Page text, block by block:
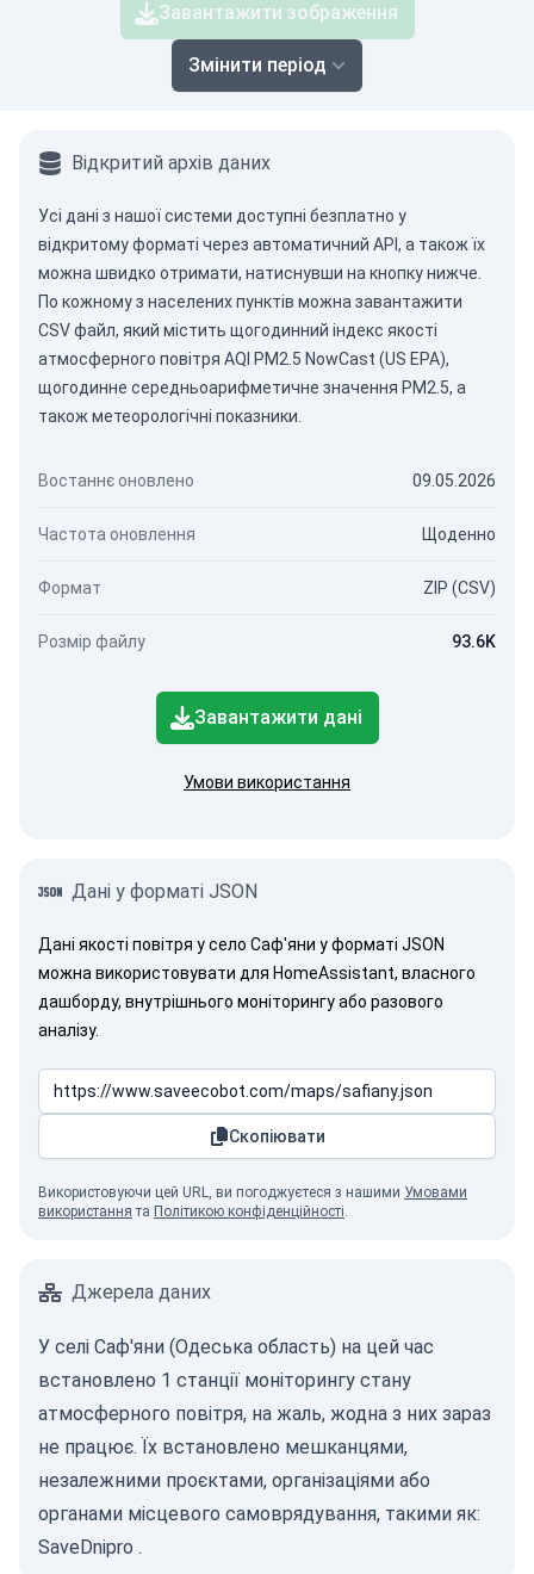
Завантажити зображення
Змінити період
Відкритий архів даних
Усі дані з нашої системи доступні безплатно у
відкритому форматі через автоматичний API , а також їх
можна швидко отримати, натиснувши на кнопку нижче.
По кожному з населених пунктів можна завантажити
CSV файл, який містить щогодинний індекс якості
атмосферного повітря AQI PM2.5 NowCast (US EPA),
щогодинне середньоарифметичне значення PM2.5, а
також метеорологічні показники.
Востаннє оновлено 09.05.2026
Частота оновлення Щоденно
Формат ZIP (CSV)
Розмір файлу 93.6K
Завантажити дані
Умови використання
Дані у форматі JSON
Дані якості повітря у село Саф'яни у форматі JSON
можна використовувати для HomeAssistant, власного
дашборду, внутрішнього моніторингу або разового
аналізу.
Скопіювати
Використовуючи цей URL, ви погоджуєтеся з нашими Умовами
використання та Політикою конфіденційності.
Джерела даних
У селі Саф'яни (Одеська область) на цей час
встановлено 1 станції моніторингу стану
атмосферного повітря, на жаль, жодна з них зараз
не працює. Їх встановлено мешканцями,
незалежними проєктами, організаціями або
органами місцевого самоврядування, такими як:
SaveDnipro .